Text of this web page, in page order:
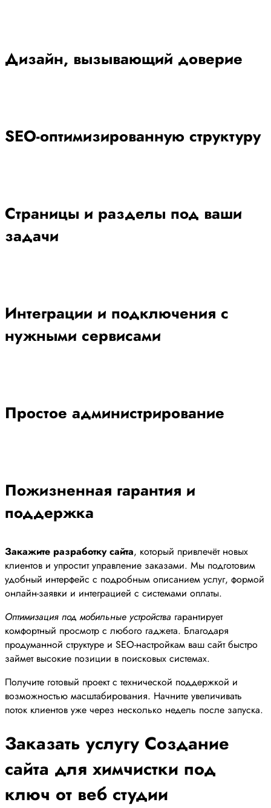
Дизайн, вызывающий доверие
SEO-оптимизированную структуру
Страницы и разделы под ваши
задачи
Интеграции и подключения с
нужными сервисами
Простое администрирование
Пожизненная гарантия и
поддержка
Закажите разработку сайта, который привлечёт новых
клиентов и упростит управление заказами. Мы подготовим
удобный интерфейс с подробным описанием услуг, формой
онлайн-заявки и интеграцией с системами оплаты.
Оптимизация под мобильные устройства гарантирует
комфортный просмотр с любого гаджета. Благодаря
продуманной структуре и SEO-настройкам ваш сайт быстро
займет высокие позиции в поисковых системах.
Получите готовый проект с технической поддержкой и
возможностью масштабирования. Начните увеличивать
поток клиентов уже через несколько недель после запуска.
Заказать услугу Создание
сайта для химчистки под
ключ от веб студии